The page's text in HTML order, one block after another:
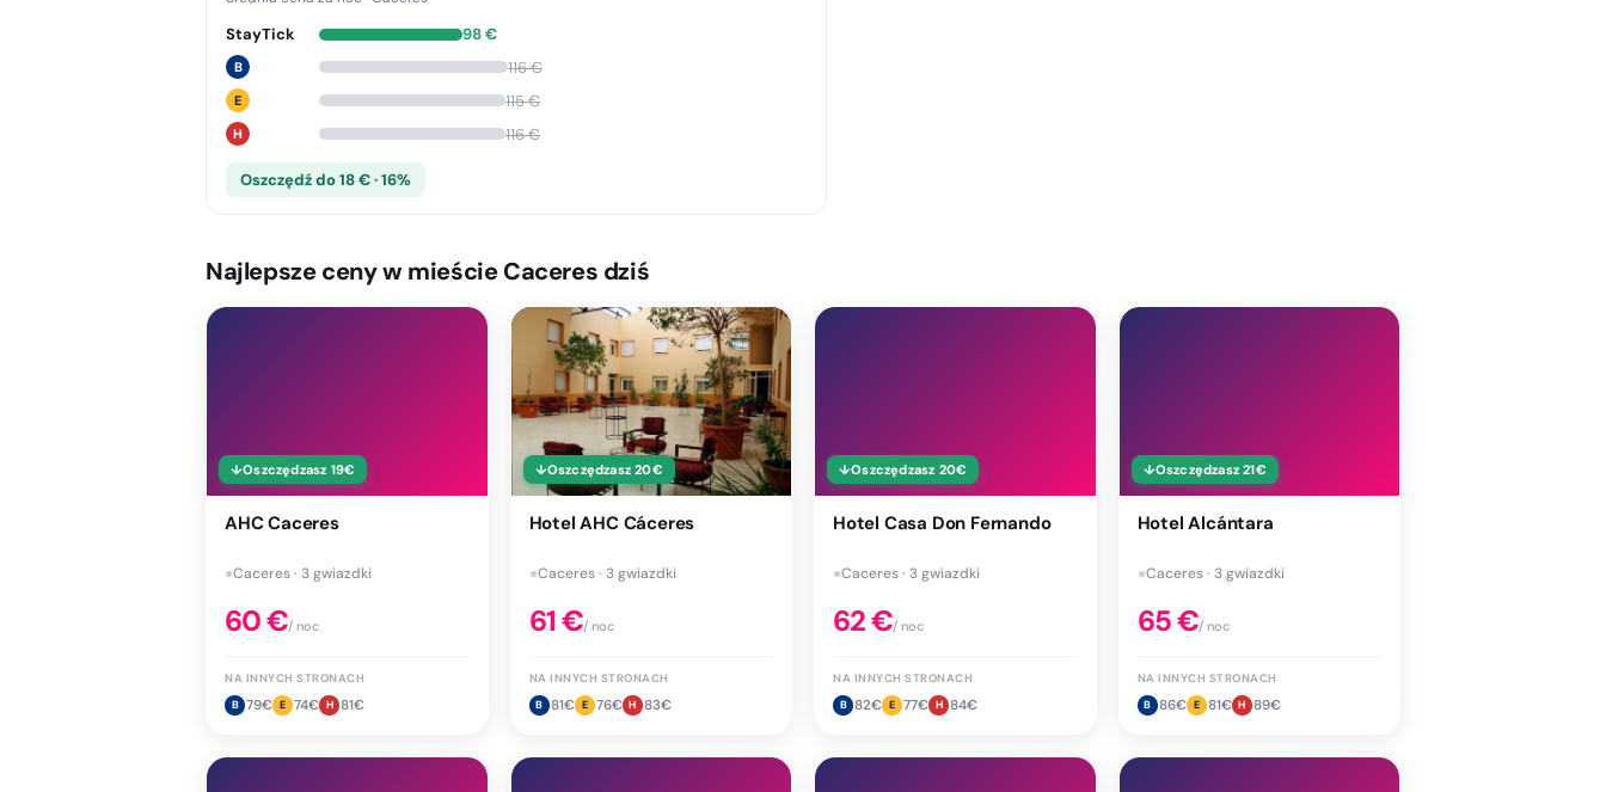
StayTick 98€
B 116€
E 115€
H 116€
Oszczędź do 18 € · 16%
Najlepsze ceny w mieście Caceres dziś
↓Oszczędzasz 19€
AHC Caceres
●Caceres · 3 gwiazdki
60€/ noc
NA INNYCH STRONACH
B 79€ E 74€ H 81€
↓Oszczędzasz 20€
Hotel AHC Cáceres
●Caceres · 3 gwiazdki
61€/ noc
NA INNYCH STRONACH
B 81€ E 76€ H 83€
↓Oszczędzasz 20€
Hotel Casa Don Fernando
●Caceres · 3 gwiazdki
62€/ noc
NA INNYCH STRONACH
B 82€ E 77€ H 84€
↓Oszczędzasz 21€
Hotel Alcántara
●Caceres · 3 gwiazdki
65€/ noc
NA INNYCH STRONACH
B 86€ E 81€ H 89€